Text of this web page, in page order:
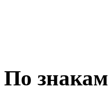
По знакам